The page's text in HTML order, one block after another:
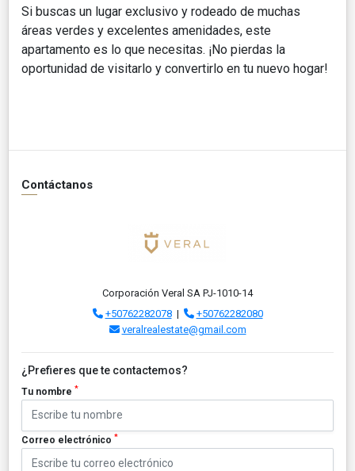
Si buscas un lugar exclusivo y rodeado de muchas
áreas verdes y excelentes amenidades, este
apartamento es lo que necesitas. ¡No pierdas la
oportunidad de visitarlo y convertirlo en tu nuevo hogar!
Contáctanos
Corporación Veral SA PJ-1010-14
+50762282078|
+50762282080
veralrealestate@gmail.com
¿Prefieres que te contactemos?
Tu nombre *
Correo electrónico *